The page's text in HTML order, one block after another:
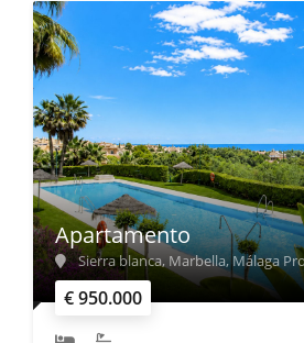
€ 950.000
Apartamento
Sierra blanca, Marbella, Málaga